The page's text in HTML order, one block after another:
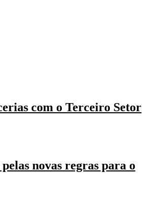
com o Terceiro Setor
novas regras para o